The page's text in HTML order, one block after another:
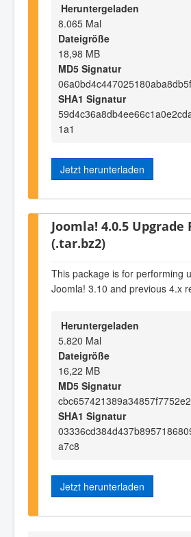
Heruntergeladen
8.065 Mal
Dateigröße
18,98 MB
MD5 Signatur
SHA1 Signatur
1a1
Jetzt herunterladen
Joomla! 4.0.5 Upgrade
(.tar.bz2)
This package is for performing
Joomla! 3.10 and previous 4.x
Heruntergeladen
5.820 Mal
Dateigröße
16,22 MB
MD5 Signatur
SHA1 Signatur
a7c8
Jetzt herunterladen